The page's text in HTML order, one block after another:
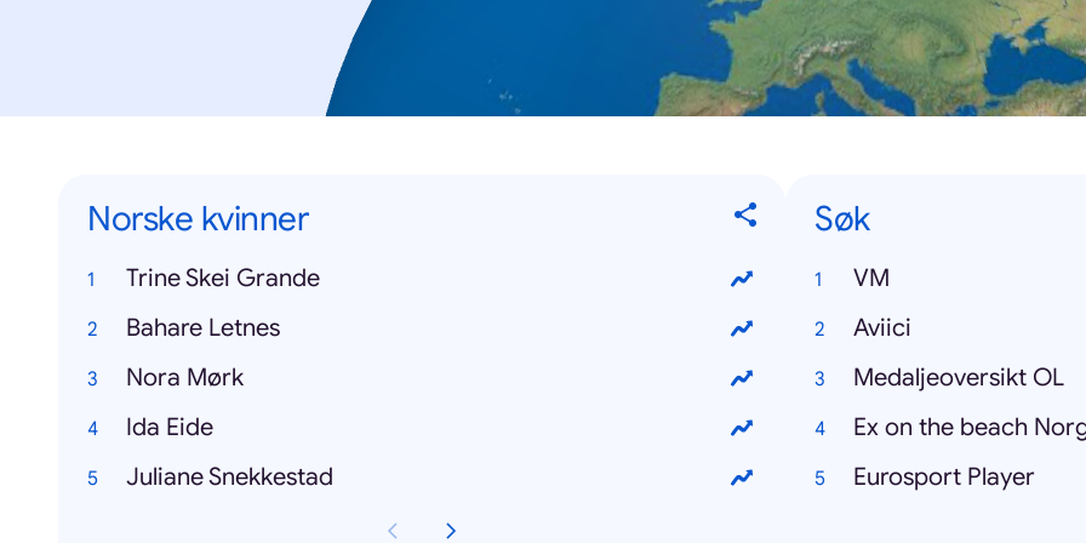
Norske kvinner
Trine Skei Grande
Bahare Letnes
Nora Mørk
Ida Eide
Juliane Snekkestad
Søk
VM
Aviici
Medaljeoversikt OL
Ex on the beach
Eurosport Player